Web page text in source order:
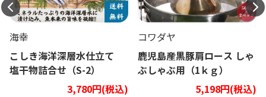
海幸
こしき海洋深層水仕立て
塩干物詰合せ（S-2）
3,780円(税込)
コワダヤ
鹿児島産黒豚肩ロース しゃ
ぶしゃぶ用（1ｋｇ）
5,198円(税込)